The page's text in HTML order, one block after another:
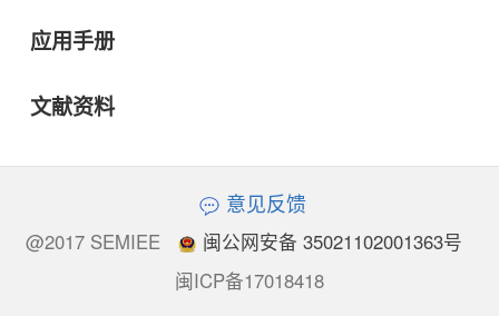
应用手册
文献资料
意见反馈
@2017 SEMIEE
闽公网安备 35021102001363号
闽ICP备17018418